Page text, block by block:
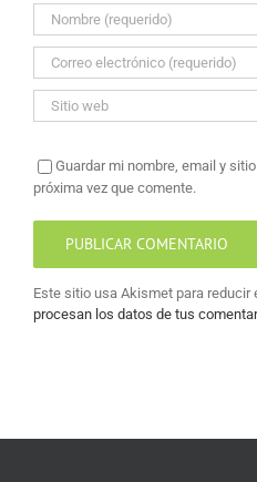
Guardar mi nombre, email y
próxima vez que comente.
Este sitio usa Akismet para reducir
procesan los datos de tus